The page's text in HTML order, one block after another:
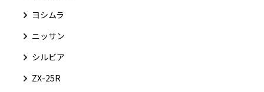
ヨシムラ
ニッサン
シルビア
ZX-25R